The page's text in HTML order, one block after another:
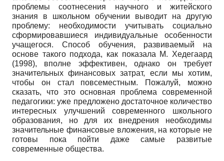
проблемы соотнесения научного и житейского
знания в школьном обучении выводит на другую
проблему: необходимости учитывать социально
сформировавшиеся индивидуальные особенности
учащегося. Способ обучения, развиваемый на
основе такого подхода, как показала M. Хедегаард
(1998), вполне эффективен, однако он требует
значительных финансовых затрат, если мы хотим,
чтобы он стал повсеместным. Пожалуй, можно
сказать, что это основная проблема современной
педагогики: уже предложено достаточное количество
интересных улучшений современного школьного
образования, но для их внедрения необходимы
значительные финансовые вложения, на которые не
готовы пока пойти даже самые развитые
современные общества.